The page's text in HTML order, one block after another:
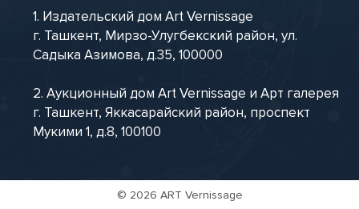
1. Издательский дом Art Vernissage
г. Ташкент, Мирзо-Улугбекский район, ул.
Садыка Азимова, д.35, 100000
2. Аукционный дом Art Vernissage и Арт галерея
г. Ташкент, Яккасарайский район, проспект
Мукими 1, д.8, 100100
© 2026 ART Vernissage